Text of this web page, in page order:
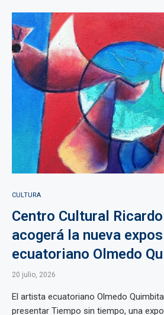
CULTURA
Centro Cultural
acogerá la nueva
ecuatoriano Olmedo
20 julio, 2026
El artista ecuatoriano Olmedo
presentar Tiempo sin tiempo, una